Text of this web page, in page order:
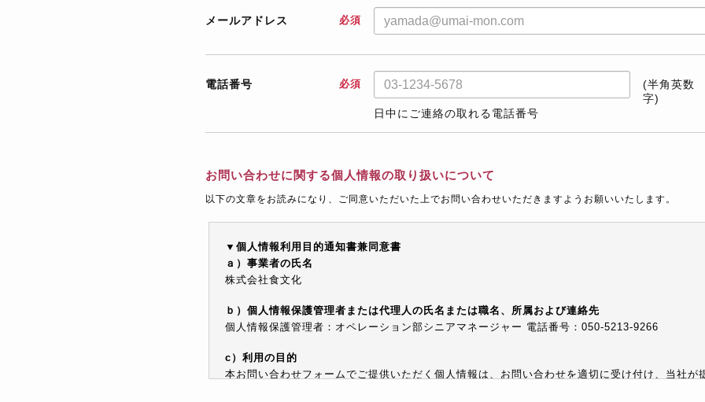
メールアドレス 必須
電話番号 必須
日中にご連絡の取れる電話番号
(半角英数
字)
お問い合わせに関する個人情報の取り扱いについて
以下の文章をお読みになり、ご同意いただいた上でお問い合わせいただきますようお願いいたします。
▼個人情報利用目的通知書兼同意書
ａ）事業者の氏名
株式会社食文化
ｂ）個人情報保護管理者または代理人の氏名または職名、所属および連絡先
個人情報保護管理者：オペレーション部シニアマネージャー 電話番号：050-5213-9266
c）利用の目的
本お問い合わせフォームでご提供いただく個人情報は、お問い合わせを適切に受け付け、当社が